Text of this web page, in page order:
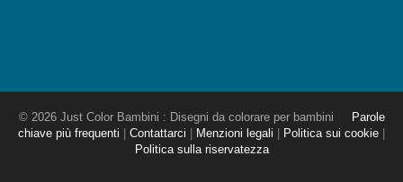
© 2026 Just Color Bambini : Disegni da colorare per bambini
Parole
chiave più frequenti
Contattarci Menzioni legali Politica sui cookie
Politica sulla riservatezza